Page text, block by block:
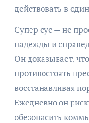
действовать в
Супер сус — не
надежды и
Он доказывает,
противостоять
восстанавливая
Ежедневно он
обезопасить